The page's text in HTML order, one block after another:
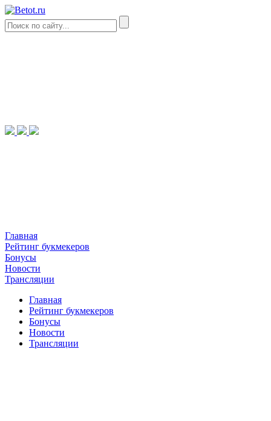
Главная
Рейтинг букмекеров
Бонусы
Новости
Трансляции
Главная
Рейтинг букмекеров
Бонусы
Новости
Трансляции